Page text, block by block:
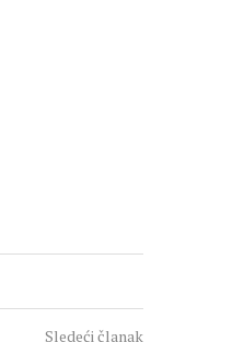
Sledeći članak